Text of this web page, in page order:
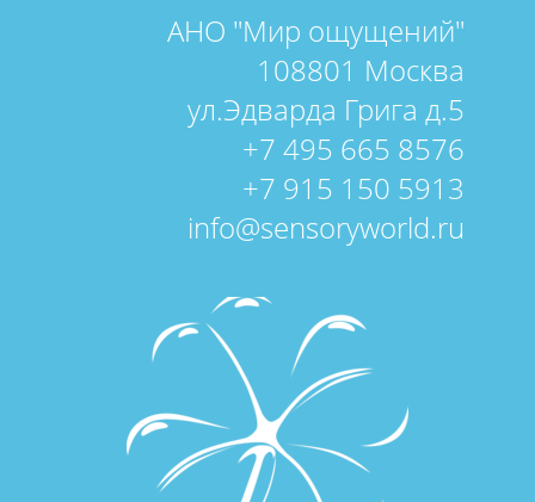
АНО "Мир ощущений"
108801 Москва
ул.Эдварда Грига д.5
+7 495 665 8576
+7 915 150 5913
info@sensoryworld.ru